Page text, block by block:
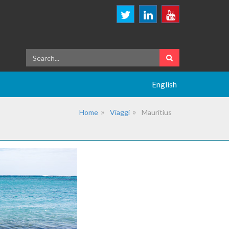
English
Home Viaggi Mauritius